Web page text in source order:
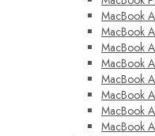
MacBook
MacBook
MacBook
MacBook
MacBook
MacBook
MacBook
MacBook